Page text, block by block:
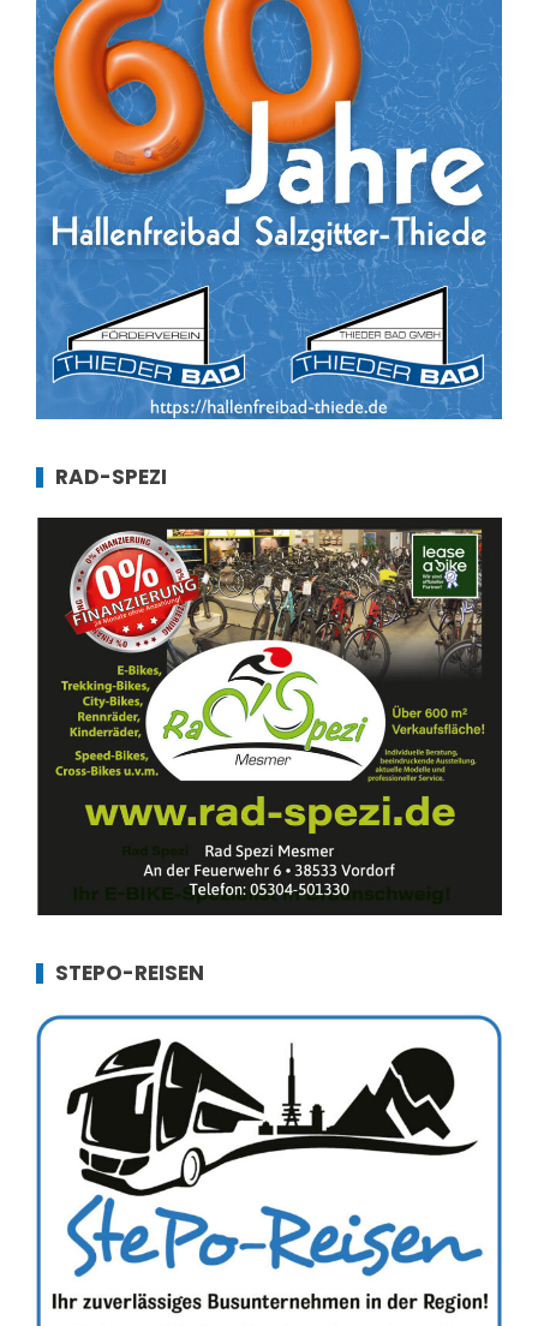
RAD-SPEZI
STEPO-REISEN